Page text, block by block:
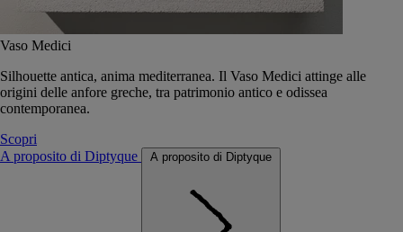
Vaso Medici
Silhouette antica, anima mediterranea. Il Vaso Medici attinge alle
origini delle anfore greche, tra patrimonio antico e odissea
contemporanea.
Scopri
A proposito di Diptyque
A proposito di Diptyque